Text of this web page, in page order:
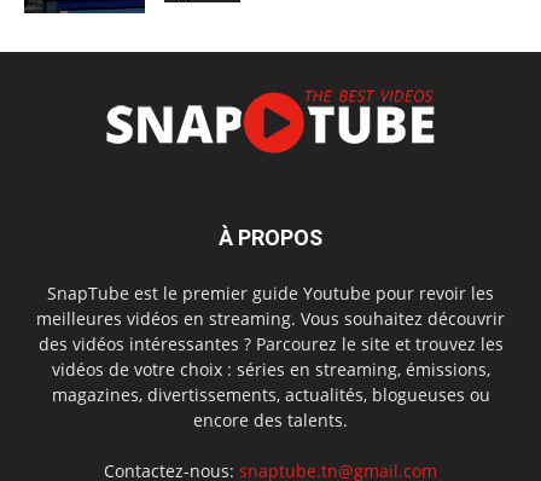
À PROPOS
SnapTube est le premier guide Youtube pour revoir les
meilleures vidéos en streaming. Vous souhaitez découvrir
des vidéos intéressantes ? Parcourez le site et trouvez les
vidéos de votre choix : séries en streaming, émissions,
magazines, divertissements, actualités, blogueuses ou
encore des talents.
Contactez-nous: snaptube.tn@gmail.com